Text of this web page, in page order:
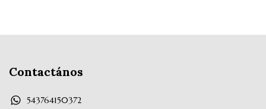
Contactános
543764150372